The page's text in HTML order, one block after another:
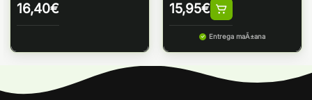
16,40€ 15,95€
Entrega maÃ±ana